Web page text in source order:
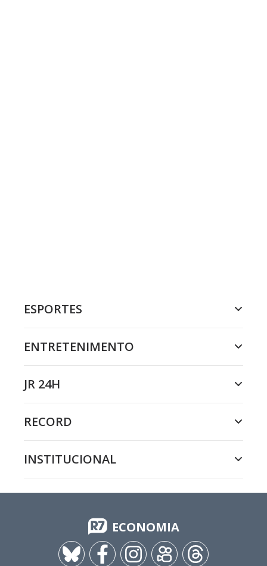
ESPORTES
ENTRETENIMENTO
JR 24H
RECORD
INSTITUCIONAL
ECONOMIA